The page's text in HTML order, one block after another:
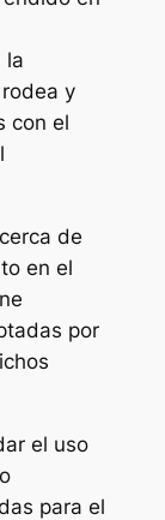
la
y
con el
de
en el
por
el uso
para el